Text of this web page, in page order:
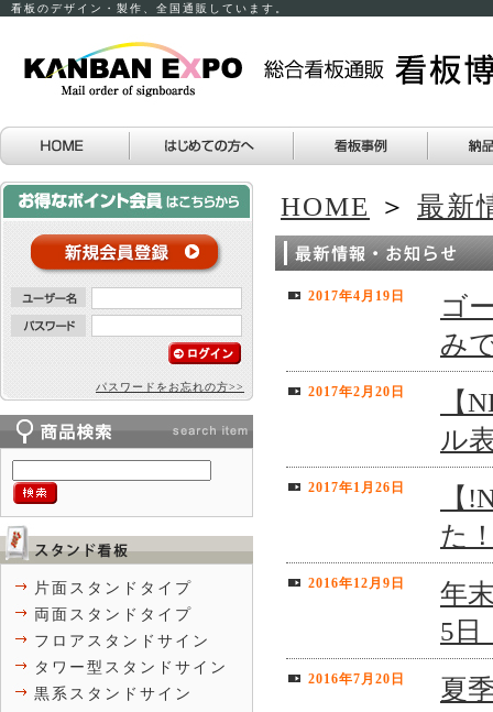
看板のデザイン・製作、全国通販しています。
HOME ＞ 最新
2017年4月19日
ゴ
み
2017年2月20日
【
ル
2017年1月26日
【
た
2016年12月9日
年
5日
2016年7月20日
夏
パスワードをお忘れの方>>
片面スタンドタイプ
両面スタンドタイプ
フロアスタンドサイン
タワー型スタンドサイン
黒系スタンドサイン